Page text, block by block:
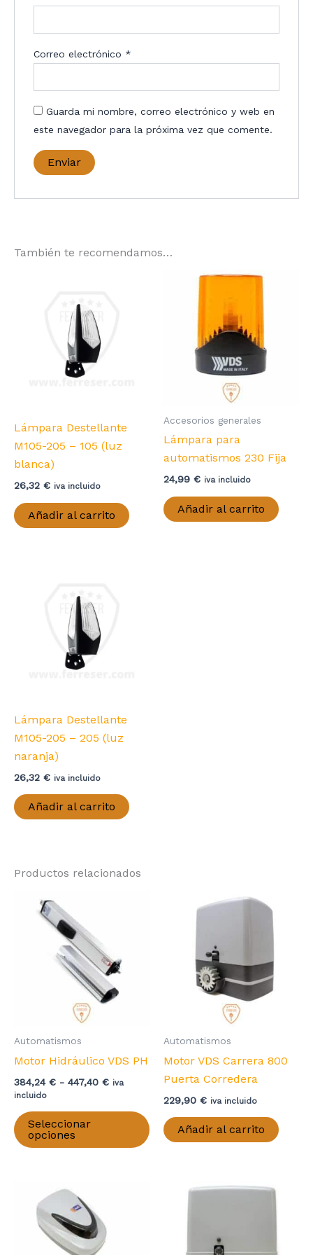
Correo electrónico *
Guarda mi nombre, correo electrónico y web en
este navegador para la próxima vez que comente.
También te recomendamos…
Lámpara Destellante
M105-205 – 105 (luz
blanca)
26,32 € iva incluido
Añadir al carrito
Accesorios generales
Lámpara para
automatismos 230 Fija
24,99 € iva incluido
Añadir al carrito
Lámpara Destellante
M105-205 – 205 (luz
naranja)
26,32 € iva incluido
Añadir al carrito
Productos relacionados
Automatismos
Motor Hidráulico VDS PH
384,24 € - 447,40 €Rango
384,24 €
hasta
iva
incluido
Seleccionar
opciones
producto
variantes.
Automatismos
Motor VDS Carrera 800
Puerta Corredera
229,90 € iva incluido
Añadir al carrito